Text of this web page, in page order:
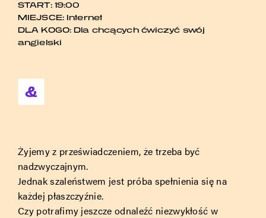
START: 19:00
MIEJSCE: Internet
DLA KOGO: Dla chcących ćwiczyć swój
angielski
Żyjemy z przeświadczeniem, że trzeba być
nadzwyczajnym.
Jednak szaleństwem jest próba spełnienia się na
każdej płaszczyźnie.
Czy potrafimy jeszcze odnaleźć niezwykłość w